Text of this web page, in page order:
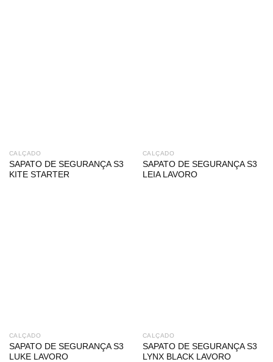
CALÇADO
SAPATO DE SEGURANÇA S3
KITE STARTER
CALÇADO
SAPATO DE SEGURANÇA S3
LEIA LAVORO
CALÇADO
SAPATO DE SEGURANÇA S3
LUKE LAVORO
CALÇADO
SAPATO DE SEGURANÇA S3
LYNX BLACK LAVORO